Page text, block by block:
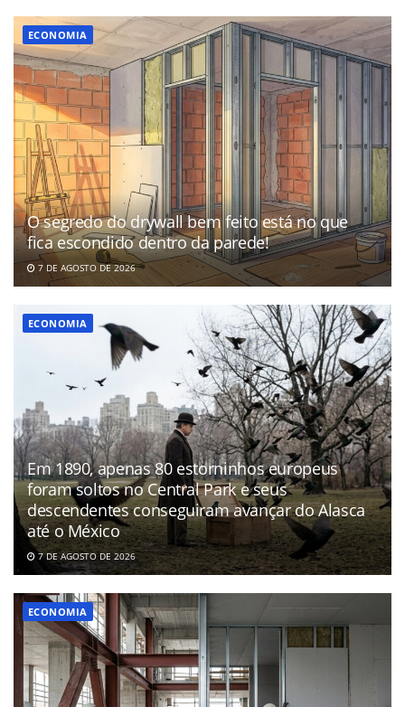
ECONOMIA
O segredo do drywall bem feito está no que
fica escondido dentro da parede!
7 DE AGOSTO DE 2026
ECONOMIA
Em 1890, apenas 80 estorninhos europeus
foram soltos no Central Park e seus
descendentes conseguiram avançar do Alasca
até o México
7 DE AGOSTO DE 2026
ECONOMIA